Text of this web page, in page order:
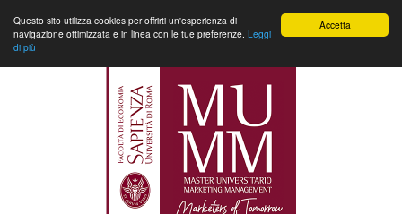
Accetta
Questo sito utilizza cookies per offrirti un'esperienza di
navigazione ottimizzata e in linea con le tue preferenze. Leggi
di più